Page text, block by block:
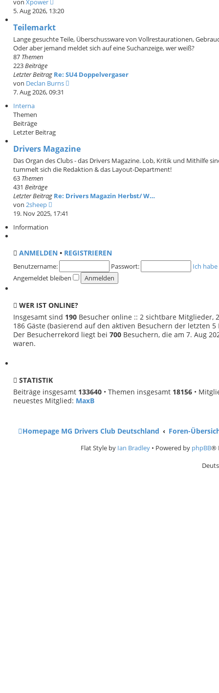
von Xpower
e
e
s
t
B
e
i
5. Aug 2026, 13:20
Teilemarkt
Lange gesuchte Teile, Überschussware von Vollrestaurationen,
Oder aber jemand meldet sich auf eine Suchanzeige, wer weiß?
87 Themen
223Beiträge
Letzter Beitrag Re: SU4 Doppelvergaser
von Declan Burns
r
B
e
i
a
7. Aug 2026, 09:31
Interna
Themen
Beiträge
Letzter Beitrag
Drivers Magazine
Das Organ des Clubs - das Drivers Magazine. Lob, Kritik und Mithilfe
tummelt sich die Redaktion & das Layout-Department!
63 Themen
431 Beiträge
Letzter Beitrag Re: Drivers Magazin Herbst/ W…
von 2sheep
e
e
r
B
t
r
a
g
19. Nov 2025, 17:41
Information
ANMELDEN • REGISTRIEREN
Benutzername: Passwort:
Ich
Angemeldet bleiben
WER IST ONLINE?
Insgesamt sind 190 Besucher online :: 2 sichtbare Mitglieder,
186 Gäste (basierend auf den aktiven Besuchern der letzten
Der Besucherrekord liegt bei 700 Besuchern, die am 7. Aug
waren.
STATISTIK
Beiträge insgesamt 133640 • Themen insgesamt 18156 •
neuestes Mitglied: MaxB
Homepage MG Drivers Club Deutschland Foren-
Flat Style by Ian Bradley • Powered by phpBB®